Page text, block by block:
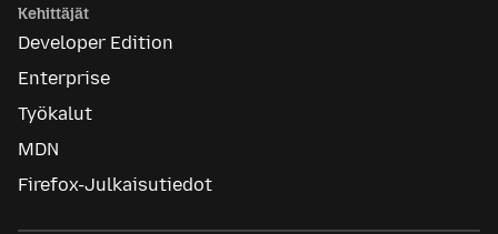
Kehittäjät
Developer Edition
Enterprise
Työkalut
MDN
Firefox-Julkaisutiedot